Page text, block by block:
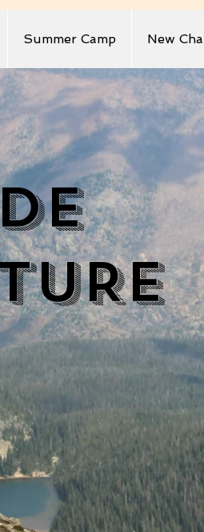
Summer Camp New